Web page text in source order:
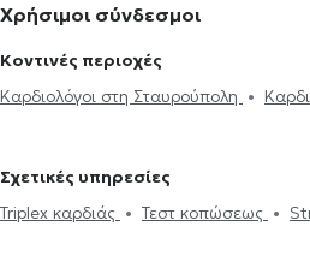
Χρήσιμοι σύνδεσμοι
Κοντινές περιοχές
Καρδιολόγοι στη Σταυρούπολη
Καρδιολόγοι στην Καλαμαριά
Σχετικές υπηρεσίες
Triplex καρδιάς
Τεστ κοπώσεως